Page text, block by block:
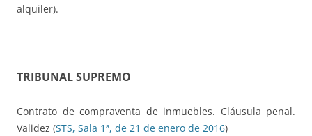
alquiler).
TRIBUNAL SUPREMO
Contrato de compraventa de inmuebles. Cláusula penal.
Validez (STS, Sala 1ª, de 21 de enero de 2016)